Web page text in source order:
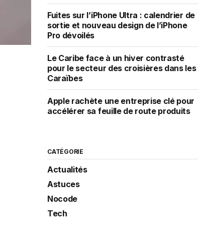
Fuites sur l’iPhone Ultra : calendrier de
sortie et nouveau design de l’iPhone
Pro dévoilés
Le Caribe face à un hiver contrasté
pour le secteur des croisières dans les
Caraïbes
Apple rachète une entreprise clé pour
accélérer sa feuille de route produits
CATÉGORIE
Actualités
Astuces
Nocode
Tech